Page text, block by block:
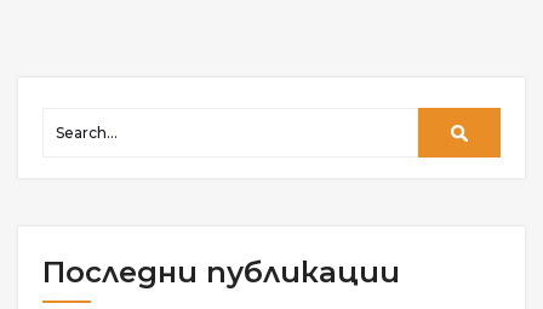
Последни публикации